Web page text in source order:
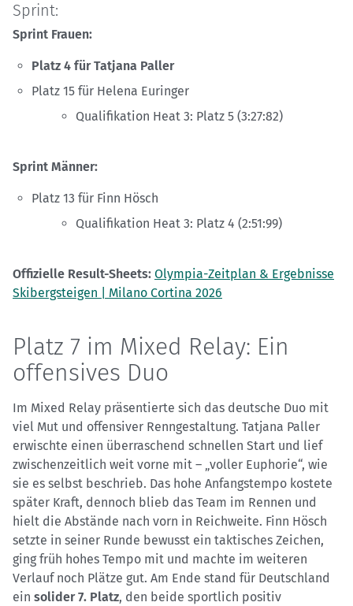
Sprint:
Sprint Frauen:
Platz 4 für Tatjana Paller
Platz 15 für Helena Euringer
Qualifikation Heat 3: Platz 5 (3:27:82)
Sprint Männer:
Platz 13 für Finn Hösch
Qualifikation Heat 3: Platz 4 (2:51:99)
Offizielle Result-Sheets: Olympia-Zeitplan & Ergebnisse
Skibergsteigen | Milano Cortina 2026
Platz 7 im Mixed Relay: Ein
offensives Duo
Im Mixed Relay präsentierte sich das deutsche Duo mit
viel Mut und offensiver Renngestaltung. Tatjana Paller
erwischte einen überraschend schnellen Start und lief
zwischenzeitlich weit vorne mit – „voller Euphorie“, wie
sie es selbst beschrieb. Das hohe Anfangstempo kostete
später Kraft, dennoch blieb das Team im Rennen und
hielt die Abstände nach vorn in Reichweite. Finn Hösch
setzte in seiner Runde bewusst ein taktisches Zeichen,
ging früh hohes Tempo mit und machte im weiteren
Verlauf noch Plätze gut. Am Ende stand für Deutschland
ein solider 7. Platz, den beide sportlich positiv